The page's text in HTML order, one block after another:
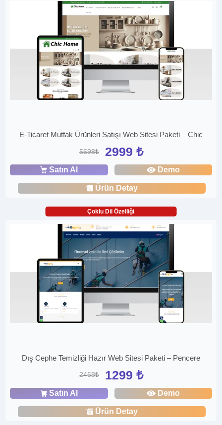
E-Ticaret Mutfak Ürünleri Satışı Web Sitesi Paketi – Chic
5698₺ 2999 ₺
Satın Al Demo
Ürün Detay
Çoklu Dil Özelliği
Dış Cephe Temizliği Hazır Web Sitesi Paketi – Pencere
2468₺ 1299 ₺
Satın Al Demo
Ürün Detay